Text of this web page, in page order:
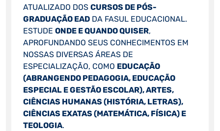
ATUALIZADO DOS CURSOS DE PÓS-
GRADUAÇÃO EADDA FASUL EDUCACIONAL.
ESTUDE ONDE E QUANDO QUISER,
APROFUNDANDO SEUS CONHECIMENTOS EM
NOSSAS DIVERSAS ÁREAS DE
ESPECIALIZAÇÃO, COMO EDUCAÇÃO
(ABRANGENDO PEDAGOGIA, EDUCAÇÃO
ESPECIAL E GESTÃO ESCOLAR), ARTES,
CIÊNCIAS HUMANAS (HISTÓRIA, LETRAS),
CIÊNCIAS EXATAS (MATEMÁTICA, FÍSICA) E
TEOLOGIA.